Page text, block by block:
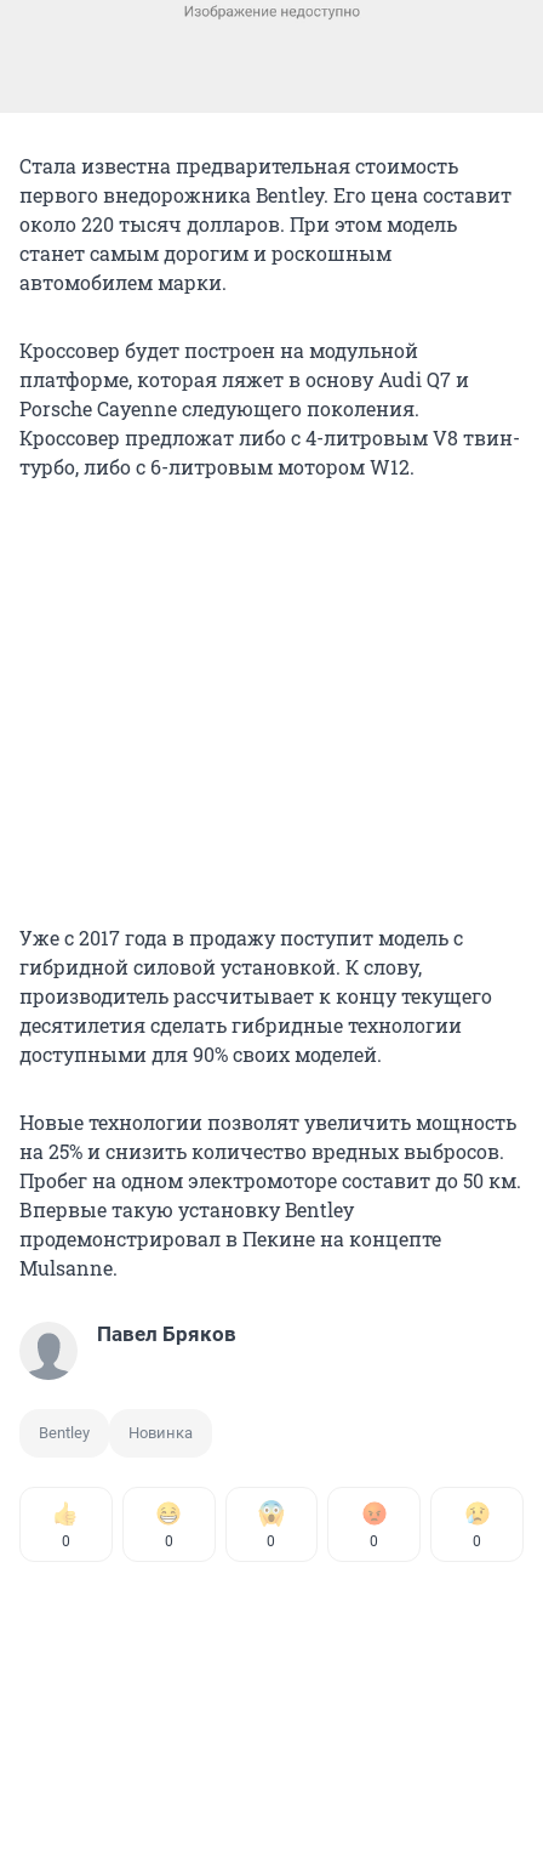
Стала известна предварительная стоимость
первого внедорожника Bentley. Его цена составит
около 220 тысяч долларов. При этом модель
станет самым дорогим и роскошным
автомобилем марки.
Кроссовер будет построен на модульной
платформе, которая ляжет в основу Audi Q7 и
Porsche Cayenne следующего поколения.
Кроссовер предложат либо с 4-литровым V8 твин-
турбо, либо с 6-литровым мотором W12.
Уже с 2017 года в продажу поступит модель с
гибридной силовой установкой. К слову,
производитель рассчитывает к концу текущего
десятилетия сделать гибридные технологии
доступными для 90% своих моделей.
Новые технологии позволят увеличить мощность
на 25% и снизить количество вредных выбросов.
Пробег на одном электромоторе составит до 50 км.
Впервые такую установку Bentley
продемонстрировал в Пекине на концепте
Mulsanne.
Павел Бряков
Bentley Новинка
0 0 0 0 0